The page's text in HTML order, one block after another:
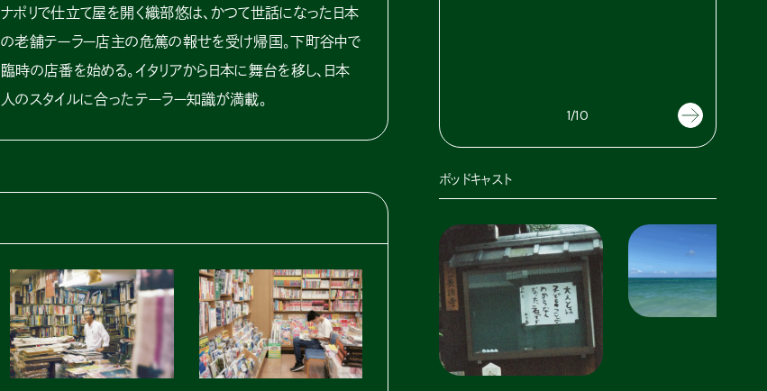
ナポリで仕立て屋を開く織部悠は、かつて世話になった日本
の老舗テーラー店主の危篤の報せを受け帰国。下町谷中で
臨時の店番を始める。イタリアから日本に舞台を移し、日本
人のスタイルに合ったテーラー知識が満載。
1/10
ポッドキャスト